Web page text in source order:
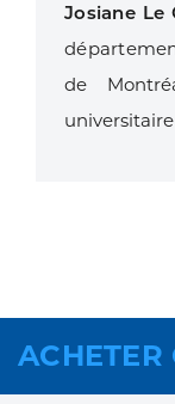
Josiane Le
de
universitaire
ACHETER